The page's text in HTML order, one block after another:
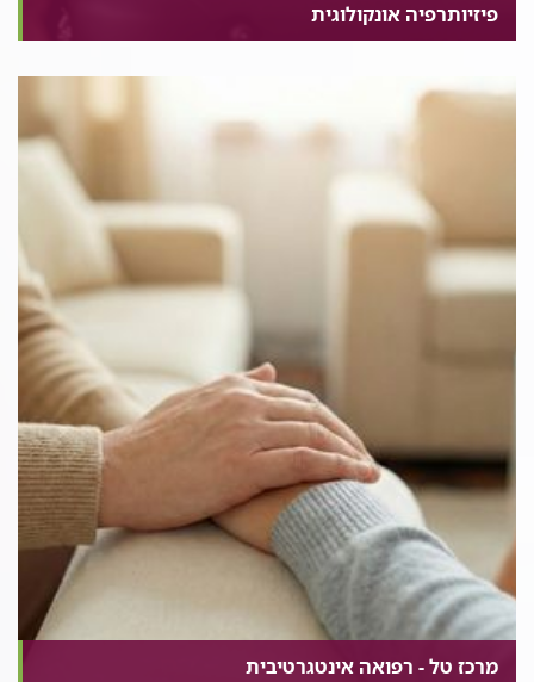
פיזיותרפיה אונקולוגית
מחלת הסרטן ובעיקר הטיפולים גורמים לתופעות לוואי רבות,
שמשפיעות על התפקוד ואיכות החיים של המטופלים. טיפול
פיזיותרפיה יכול לטפל במגוון רחב של תופעות לוואי כגון: כאבים,
חולשת שרירים, הגבלות בטווחי תנועה, בצקות, בעיות בשיווי
משקל, נוירופתיה וכו'. התערבות הפיזיותרפיה יכולה להתחיל מיד
הטיפול. הטיפולים כוללים הדרכה, תכנית תרגילים מותאמת
אישית, טיפולים מנואליים, המלצה על אביזרי עזר, וחבישות.
חלק חשוב מהטיפול כולל גם המלצות לפעילות גופנית לפי
ההנחיות המעודכנות שמיועדות למטופלים אונקולוגים שמסייעות
למנוע או להפחית תופעות לוואי שונות, ובסוגי סרטן מסוימים
המרפאה פועלת בימים ב' ו- ד'. הפניות ניתן לקבל דרך הצוות
המטפל או האחות האחראית במרפאה.
מרכז טל - רפואה אינטגרטיבית